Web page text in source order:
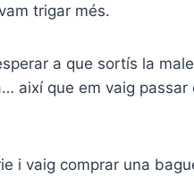
trigar més.
a que sortís la
així que em vaig passar
i vaig comprar una